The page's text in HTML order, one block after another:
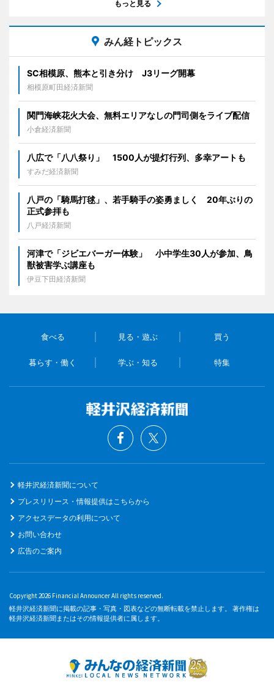
もっと見る
みん経トピックス
SC相模原、熊本と引き分け J3リーグ開幕
相模原町田経済新聞
関門海峡花火大会、無料エリアなしの門司側をライブ配信
小倉経済新聞
八広で「八八祭り」 1500人が提灯行列、多幸アートも
すみだ経済新聞
八戸の「騎馬打毬」、若手騎手の姿勇ましく 20年ぶりの
正式参拝も
八戸経済新聞
河津で「ジビエバーガー体験」 小中学生30人が参加、鳥
獣被害学ぶ講座も
伊豆下田経済新聞
食べる 見る・遊ぶ 買う
暮らす・働く 学ぶ・知る 特集
軽井沢経済新聞について
プレスリリース・情報提供はこちらから
アクセスデータの利用について
お問い合わせ
広告のご案内
Copyright 2026 Financial Announcer All rights reserved.
軽井沢経済新聞に掲載の記事・写真・図表などの無断転載を禁止します。 著作権は
軽井沢経済新聞またはその情報提供者に属します。